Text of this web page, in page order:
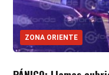
ZONA ORIENTE